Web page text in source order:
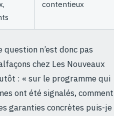
contentieux
n’est donc pas
chez Les Nouveaux
: « sur le programme qui
ont été signalés, comment
garanties concrètes puis-je